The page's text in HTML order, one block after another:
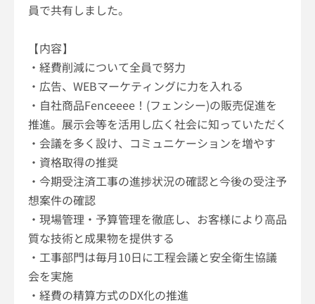
員で共有しました。
【内容】
・経費削減について全員で努力
・広告、 WEBマーケティングに力を入れる
・自社商品Fenceeee ！ (フェンシー)の販売促進を
推進。展示会等を活用し広く社会に知っていただく
・会議を多く設け、コミュニケーションを増やす
・資格取得の推奨
・今期受注済工事の進捗状況の確認と今後の受注予
想案件の確認
・現場管理・予算管理を徹底し、お客様により高品
質な技術と成果物を提供する
・工事部門は毎月10日に工程会議と安全衛生協議
会を実施
・経費の精算方式のDX化の推進